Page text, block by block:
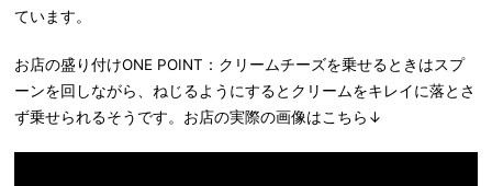
ています。
お店の盛り付けONE POINT：クリームチーズを乗せるときはスプ
ーンを回しながら、ねじるようにするとクリームをキレイに落とさ
ず乗せられるそうです。お店の実際の画像はこちら↓